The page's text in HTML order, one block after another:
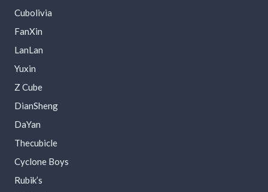
Cubolivia
FanXin
LanLan
Yuxin
Z Cube
DianSheng
DaYan
Thecubicle
Cyclone Boys
Rubik’s